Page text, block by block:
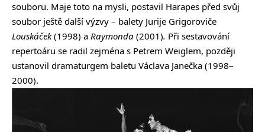
souboru. Maje toto na mysli, postavil Harapes před svůj
soubor ještě další výzvy – balety Jurije Grigoroviče
Louskáček(1998) a Raymonda (2001). Při sestavování
repertoáru se radil zejména s Petrem Weiglem, později
ustanovil dramaturgem baletu Václava Janečka (1998–
2000).